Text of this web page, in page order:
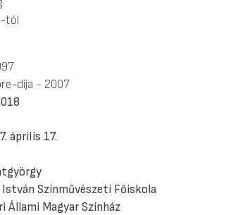
tól
díja - 2007
április 17.
Színművészeti Főiskola
Állami Magyar Színház